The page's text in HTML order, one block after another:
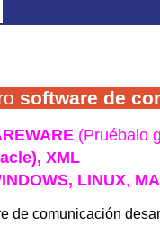
software de
(Pruébalo
XML
LINUX,
de comunicación